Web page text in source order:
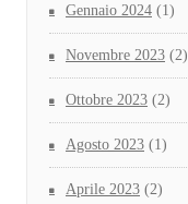
Gennaio 2024 (1)
Novembre 2023 (2)
Ottobre 2023 (2)
Agosto 2023 (1)
Aprile 2023 (2)